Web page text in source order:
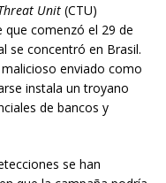
Unit (CTU)
comenzó el 29 de
se concentró en Brasil.
enviado como
instala un troyano
de bancos y
se han